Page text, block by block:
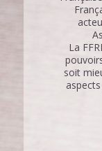
La
soit